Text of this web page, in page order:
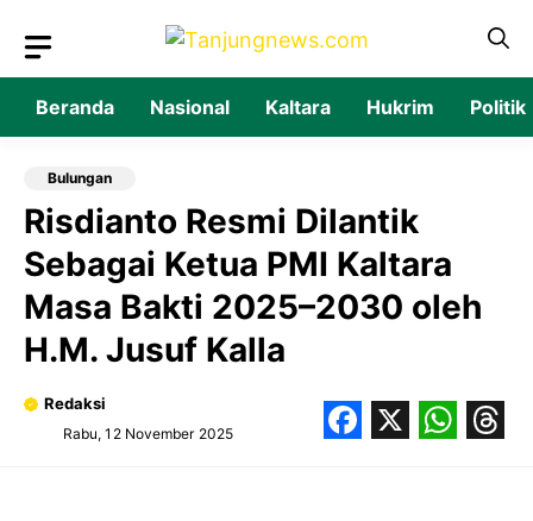
isi
Beranda Nasional Kaltara Hukrim Politik
Bulungan
Risdianto Resmi Dilantik
Sebagai Ketua PMI Kaltara
Masa Bakti 2025–2030 oleh
H.M. Jusuf Kalla
Redaksi
Rabu, 12 November 2025